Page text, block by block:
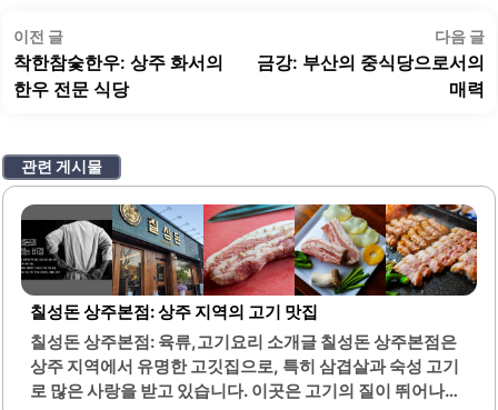
글
탐
색
이전 글이
전
글:
착한참숯한우: 상주 화서의
한우 전문 식당
다음 글
금강: 부산의 중식당으로서의
매력
관련 게시물
칠성돈 상주본점: 상주 지역의 고기 맛집
칠성돈 상주본점: 육류,고기요리 소개글 칠성돈 상주본점은
상주 지역에서 유명한 고깃집으로, 특히 삼겹살과 숙성 고기
로 많은 사랑을 받고 있습니다. 이곳은 고기의 질이 뛰어나며,